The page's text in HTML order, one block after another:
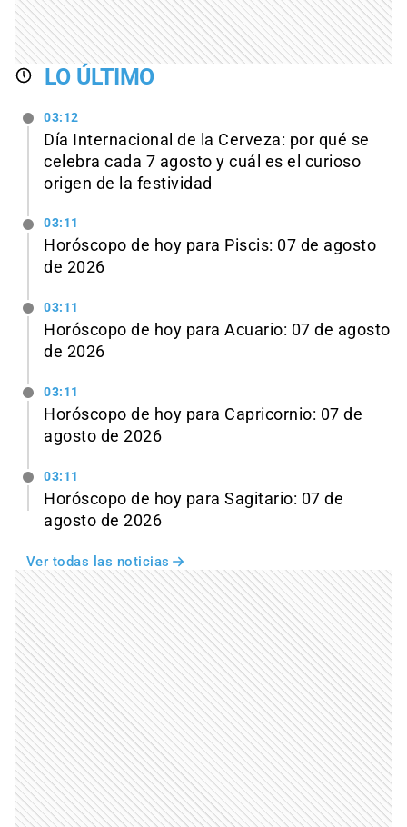
LO ÚLTIMO
03:12
Día Internacional de la Cerveza: por qué se
celebra cada 7 agosto y cuál es el curioso
origen de la festividad
03:11
Horóscopo de hoy para Piscis: 07 de agosto
de 2026
03:11
Horóscopo de hoy para Acuario: 07 de agosto
de 2026
03:11
Horóscopo de hoy para Capricornio: 07 de
agosto de 2026
03:11
Horóscopo de hoy para Sagitario: 07 de
agosto de 2026
Ver todas las noticias